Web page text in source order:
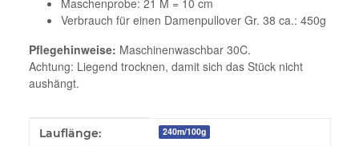
Verbrauch für einen Damenpullover Gr. 38 ca.: 450g
Pflegehinweise: Maschinenwaschbar 30C.
Achtung: Liegend trocknen, damit sich das Stück nicht
aushängt.
Produkteigenschaft
Wert
Lauflänge: 240m/100g